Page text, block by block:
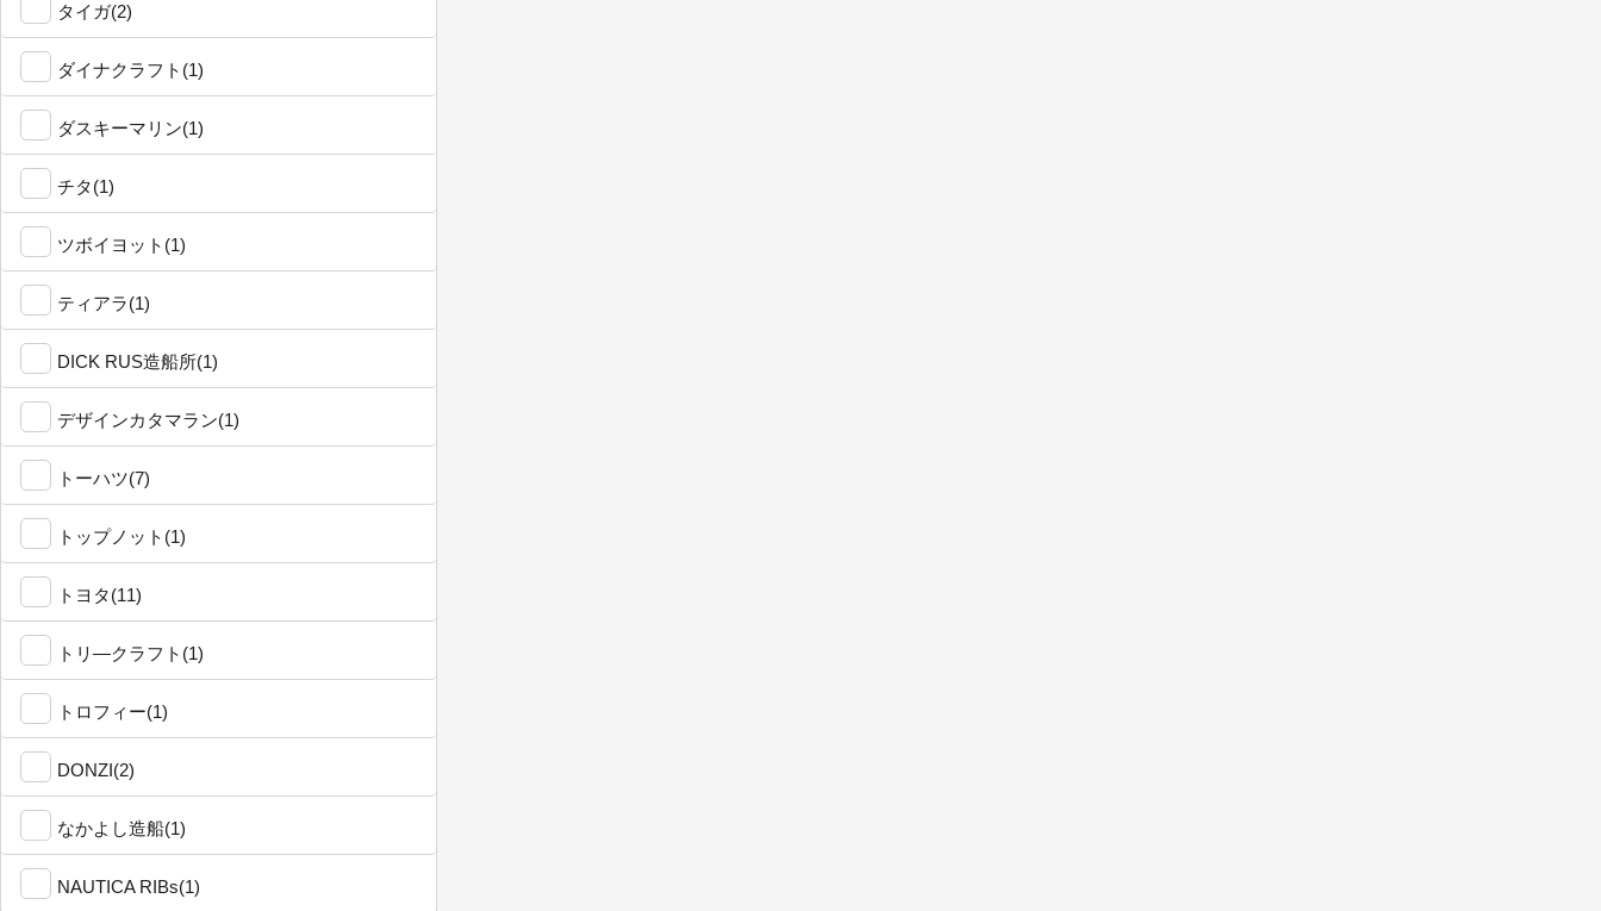
タイガ(2)
ダイナクラフト(1)
ダスキーマリン(1)
チタ(1)
ツボイヨット(1)
ティアラ(1)
DICK RUS造船所(1)
デザインカタマラン(1)
トーハツ(7)
トップノット(1)
トヨタ(11)
トリ―クラフト(1)
トロフィー(1)
DONZI(2)
なかよし造船(1)
NAUTICA RIBs(1)